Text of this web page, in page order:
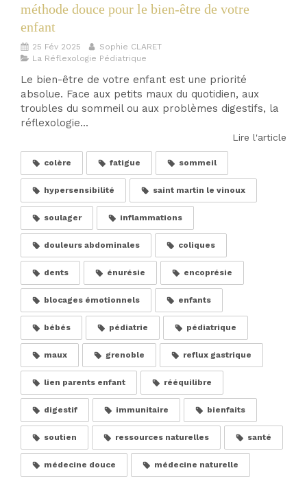
méthode douce pour le bien-être de votre
enfant
25 Fév 2025
Sophie CLARET
La Réflexologie Pédiatrique
Le bien-être de votre enfant est une priorité
absolue. Face aux petits maux du quotidien, aux
troubles du sommeil ou aux problèmes digestifs, la
réflexologie...
Lire l'article
colère fatigue sommeil
hypersensibilité saint martin le vinoux
soulager inflammations
douleurs abdominales coliques
dents énurésie encoprésie
blocages émotionnels enfants
bébés pédiatrie pédiatrique
maux grenoble reflux gastrique
lien parents enfant rééquilibre
digestif immunitaire bienfaits
soutien ressources naturelles santé
médecine douce médecine naturelle